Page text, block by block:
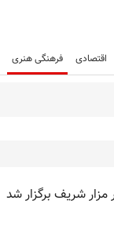
اقتصادی فرهنگی هنری
شریف برگزار شد